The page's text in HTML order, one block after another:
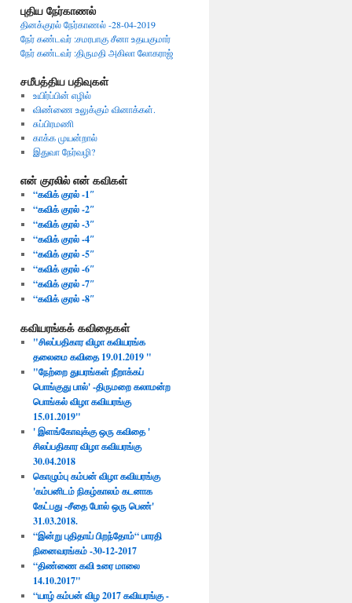
புதிய நேர்காணல்
தினக்குரல் நேர்காணல் -28-04-2019
நேர் கண்டவர் :சமரபாகு சீனா உதயகுமார்
நேர் கண்டவர் :திருமதி அகிலா லோகராஜ்
சமீபத்திய பதிவுகள்
உயிர்ப்பின் எழில்
விண்ணை உலுக்கும் வினாக்கள்.
சுப்பிரமணி
காக்க முயன்றால்
இதுவா நேர்வழி?
என் குரலில் என் கவிகள்
“கவிக் குரல் -1″
“கவிக் குரல் -2″
“கவிக் குரல் -3″
“கவிக் குரல் -4″
“கவிக் குரல் -5″
“கவிக் குரல் -6″
“கவிக் குரல் -7″
“கவிக் குரல் -8″
கவியரங்கக் கவிதைகள்
"சிலப்பதிகார விழா கவியரங்க
தலைமை கவிதை 19.01.2019 ​"
"​நேற்றை துயரங்கள் நீறாக்கப்
பொங்குது பால்' -திருமறை கலாமன்ற
பொங்கல் விழா கவியரங்கு
15.01.2019"
' இளங்கோவுக்கு ஒரு கவிதை '
சிலப்பதிகார விழா கவியரங்கு
30.04.2018​
கொழும்பு கம்பன் விழா கவியரங்கு
'கம்பனிடம் நிகழ்காலம் கடனாக
கேட்பது -சீதை போல் ஒரு பெண்'
31.03.2018.
“இன்று புதிதாய் பிறந்தோம்“ பாரதி
நினைவரங்கம் -30-12-2017
“திண்ணை கவி உரை மாலை
14.10.2017"
“யாழ் கம்பன் விழ 2017 கவியரங்கு -